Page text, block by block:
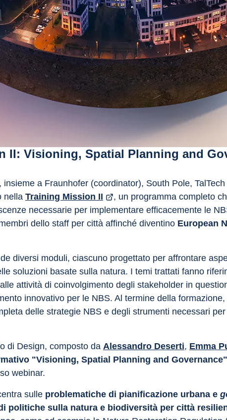
II: Visioning, Spatial Planning and
a Fraunhofer (coordinator), South Pole,
nella Training Mission II
, un programma completo
necessarie per implementare efficacemente le
dello staff per città affinché diventino European
diversi moduli, ciascuno progettato per affrontare
soluzioni basate sulla natura. I temi trattati fanno
attività di coinvolgimento degli stakeholder in
innovativo per le NBS. Al termine della
delle strategie NBS e degli strumenti necessari
di Design, composto da Alessandro Deserti, Emma
"Visioning, Spatial Planning and Governance"
webinar.
sulle problematiche di pianificazione urbana e
politiche sulla natura e biodiversità per città